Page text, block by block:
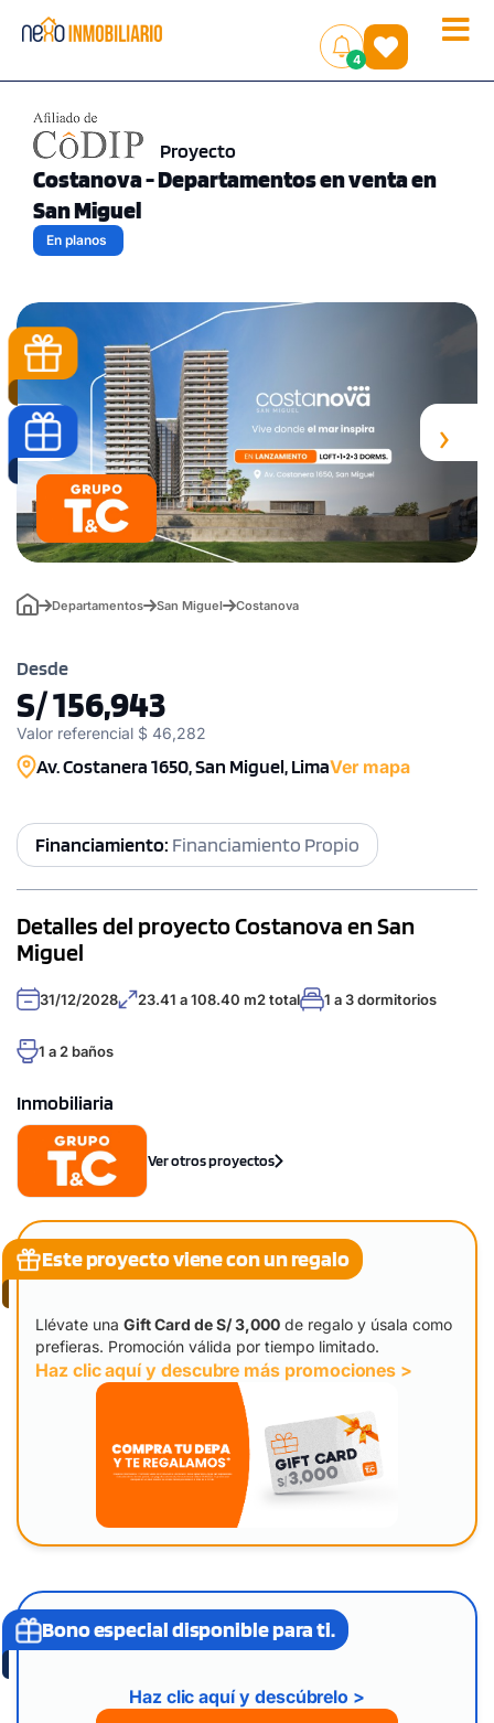
Toggle
4
()
Proyecto
Costanova - Departamentos en venta en
San Miguel
En planos
‹ ›
Departamentos San Miguel Costanova
Desde
S/ 156,943
Valor referencial $ 46,282
Av. Costanera 1650, San Miguel, LimaVer mapa
Financiamiento: Financiamiento Propio
Detalles del proyecto Costanova en San
Miguel
31/12/2028 23.41 a 108.40 m2 total 1 a 3 dormitorios
1 a 2 baños
Inmobiliaria
Ver otros proyectos
Llévate una Gift Card de S/ 3,000 de regalo y úsala como
prefieras. Promoción válida por tiempo limitado.
Haz clic aquí y descubre más promociones >
Este proyecto viene con un regalo
Haz clic aquí y descúbrelo >
Bono especial disponible para ti.